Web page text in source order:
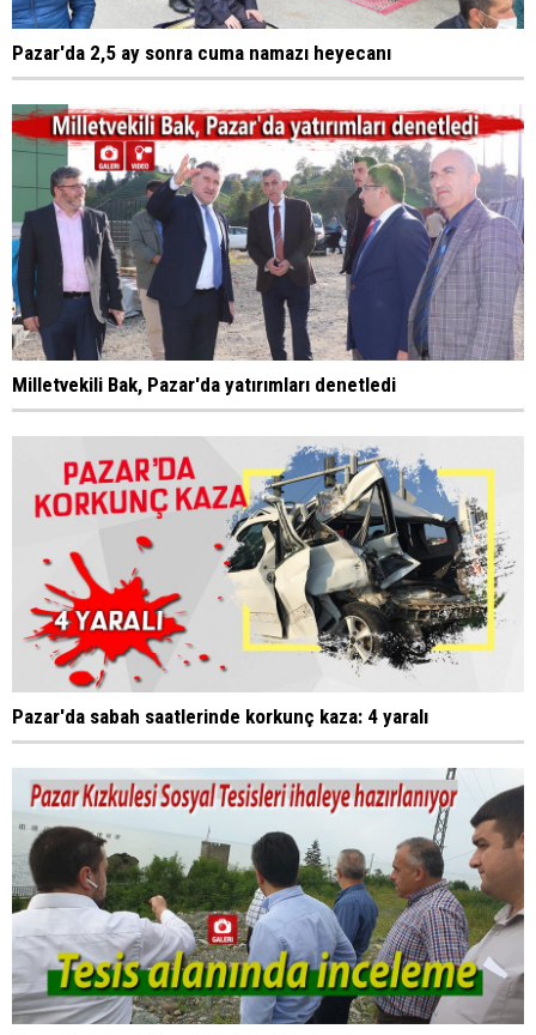
Pazar'da 2,5 ay sonra cuma namazı heyecanı
Milletvekili Bak, Pazar'da yatırımları denetledi
Pazar'da sabah saatlerinde korkunç kaza: 4 yaralı